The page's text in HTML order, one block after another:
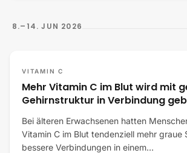
8.–14. JUN 2026
VITAMIN C
Mehr Vitamin C im Blut wird mit
Gehirnstruktur in Verbindung
Bei älteren Erwachsenen hatten
Vitamin C im Blut tendenziell mehr graue
bessere Verbindungen in einem…